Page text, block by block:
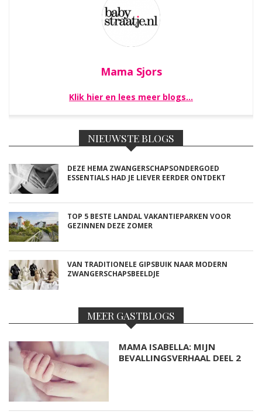
Mama Sjors
Klik hier en lees meer blogs…
NIEUWSTE BLOGS
DEZE HEMA ZWANGERSCHAPSONDERGOED
ESSENTIALS HAD JE LIEVER EERDER ONTDEKT
TOP 5 BESTE LANDAL VAKANTIEPARKEN VOOR
GEZINNEN DEZE ZOMER
VAN TRADITIONELE GIPSBUIK NAAR MODERN
ZWANGERSCHAPSBEELDJE
MEER GASTBLOGS
MAMA ISABELLA: MIJN
BEVALLINGSVERHAAL DEEL 2